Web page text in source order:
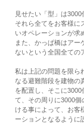
見せたい「型」は3000
それら全てをお客様に
いオペレーションが求
また、かっぱ橋はアー
ないという全国全ての
私は上記の問題を限ら
なる避難階段を建物の
を配置し、そこに
て、その周りに3000
ける事によって、お客
ーションとなるように